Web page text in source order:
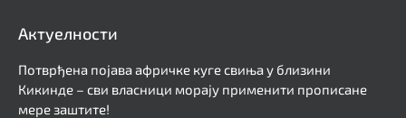
Актуелности
Потврђена појава афричке куге свиња у близини
Кикинде – сви власници морају применити прописане
мере заштите!